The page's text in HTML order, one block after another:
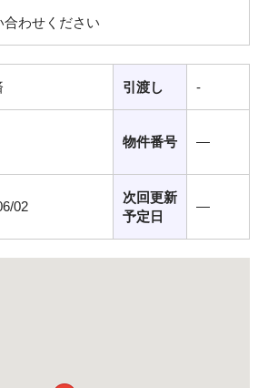
合わせください
引渡し -
物件番号 ―
02
次回更新
予定日
―